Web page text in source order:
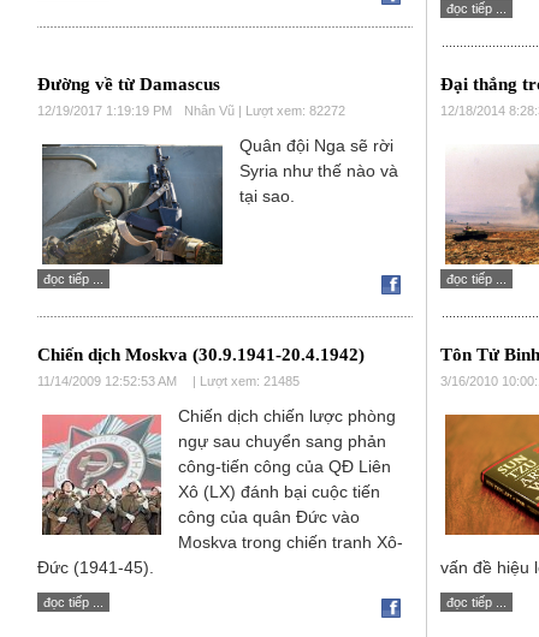
đọc tiếp ...
Đường về từ Damascus
12/19/2017 1:19:19 PM Nhân Vũ | Lượt xem: 82272
Quân đội Nga sẽ rời
Syria như thế nào và
tại sao.
đọc tiếp ...
Đại thắng
12/18/2014
đọc tiếp ...
Chiến dịch Moskva (30.9.1941-20.4.1942)
11/14/2009 12:52:53 AM | Lượt xem: 21485
Chiến dịch chiến lược phòng
ngự sau chuyển sang phản
công-tiến công của QĐ Liên
Xô (LX) đánh bại cuộc tiến
công của quân Đức vào
Moskva trong chiến tranh Xô-
Đức (1941-45).
đọc tiếp ...
Tôn Tử
3/16/2010
vấn đề hiệu
đọc tiếp ...